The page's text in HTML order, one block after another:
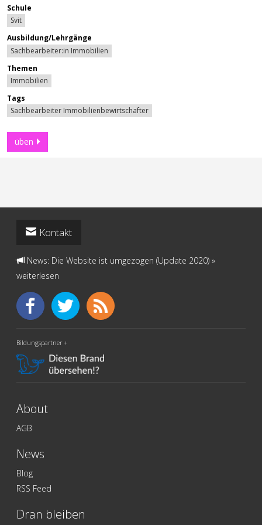
Schule
Svit
Ausbildung/Lehrgänge
Sachbearbeiter:in Immobilien
Themen
Immobilien
Tags
Sachbearbeiter Immobilienbewirtschafter
üben
Kontakt
News: Die Website ist umgezogen (Update 2020)»
weiterlesen
Bildungspartner +
About
AGB
News
Blog
RSS Feed
Dran bleiben